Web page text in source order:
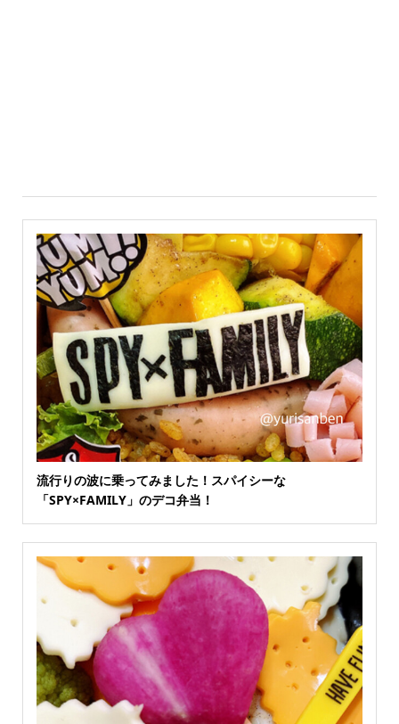
流行りの波に乗ってみました！スパイシーな
「SPY×FAMILY」のデコ弁当！